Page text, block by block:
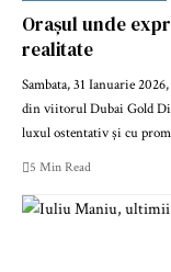
Orașul unde
realitate
Sambata, 31 Ianuarie
din viitorul Dubai Gold
luxul ostentativ și cu
5 Min Read